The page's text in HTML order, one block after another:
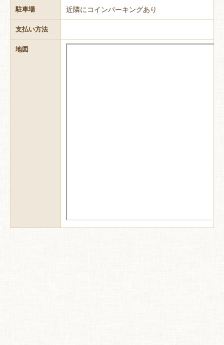
駐車場 近隣にコインパーキングあり
支払い方法
地図